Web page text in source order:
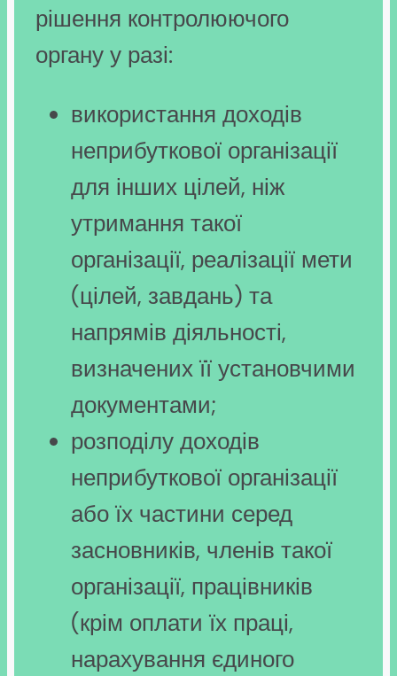
рішення контролюючого
органу у разі:
використання доходів
неприбуткової організації
для інших цілей, ніж
утримання такої
організації, реалізації мети
(цілей, завдань) та
напрямів діяльності,
визначених її установчими
документами;
розподілу доходів
неприбуткової організації
або їх частини серед
засновників, членів такої
організації, працівників
(крім оплати їх праці,
нарахування єдиного